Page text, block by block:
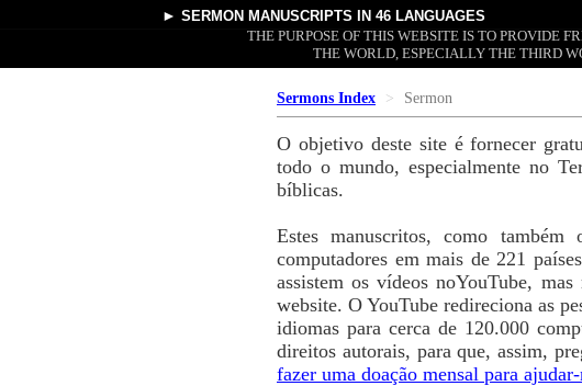
► SERMON MANUSCRIPTS IN 46 LANGUAGES
THE PURPOSE OF THIS WEBSITE IS TO PROVIDE
THE WORLD, ESPECIALLY THE THIRD
Sermons Index Sermon
O objetivo deste site é fornecer
todo o mundo, especialmente no
bíblicas.
Estes manuscritos, como também
computadores em mais de 221
assistem os vídeos noYouTube,
website. O YouTube redireciona as
idiomas para cerca de 120.000
direitos autorais, para que, assim,
fazer uma doação mensal para